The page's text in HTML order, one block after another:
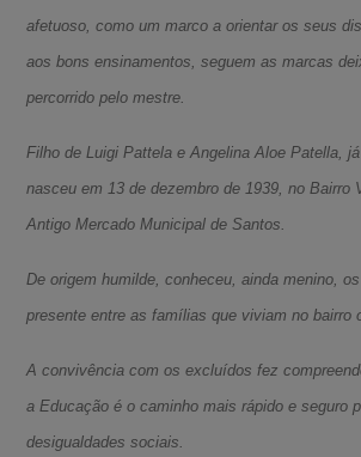
afetuoso, como um marco a orientar os seus
aos bons ensinamentos, seguem as marcas
percorrido pelo mestre.
Filho de Luigi Pattela e Angelina Aloe Patella,
nasceu em 13 de dezembro de 1939, no Bairro
Antigo Mercado Municipal de Santos.
De origem humilde, conheceu, ainda menino,
presente entre as famílias que viviam no bairro
A convivência com os excluídos fez
a Educação é o caminho mais rápido e seguro
desigualdades sociais.